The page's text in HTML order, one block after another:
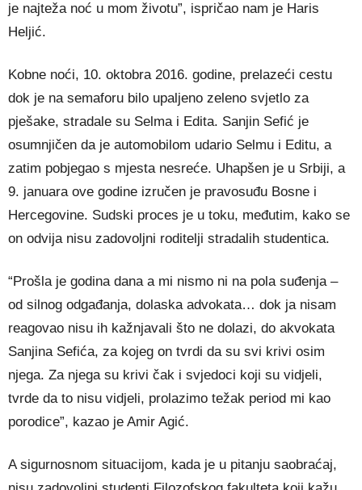
je najteža noć u mom životu”, ispričao nam je Haris
Heljić.
Kobne noći, 10. oktobra 2016. godine, prelazeći cestu
dok je na semaforu bilo upaljeno zeleno svjetlo za
pješake, stradale su Selma i Edita. Sanjin Sefić je
osumnjičen da je automobilom udario Selmu i Editu, a
zatim pobjegao s mjesta nesreće. Uhapšen je u Srbiji, a
9. januara ove godine izručen je pravosuđu Bosne i
Hercegovine. Sudski proces je u toku, međutim, kako se
on odvija nisu zadovoljni roditelji stradalih studentica.
“Prošla je godina dana a mi nismo ni na pola suđenja –
od silnog odgađanja, dolaska advokata… dok ja nisam
reagovao nisu ih kažnjavali što ne dolazi, do akvokata
Sanjina Sefića, za kojeg on tvrdi da su svi krivi osim
njega. Za njega su krivi čak i svjedoci koji su vidjeli,
tvrde da to nisu vidjeli, prolazimo težak period mi kao
porodice”, kazao je Amir Agić.
A sigurnosnom situacijom, kada je u pitanju saobraćaj,